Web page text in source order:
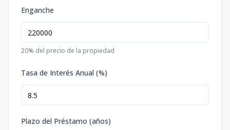
Enganche
20% del precio de la propiedad
Tasa de Interés Anual (%)
Plazo del Préstamo (años)